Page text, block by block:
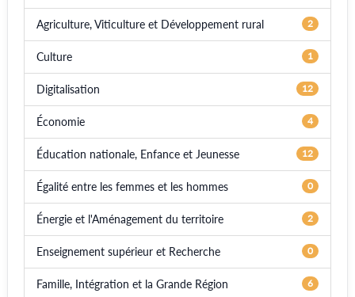
Agriculture, Viticulture et Développement rural 2
Culture 1
Digitalisation 12
Économie 4
Éducation nationale, Enfance et Jeunesse 12
Égalité entre les femmes et les hommes 0
Énergie et l'Aménagement du territoire 2
Enseignement supérieur et Recherche 0
Famille, Intégration et la Grande Région 6